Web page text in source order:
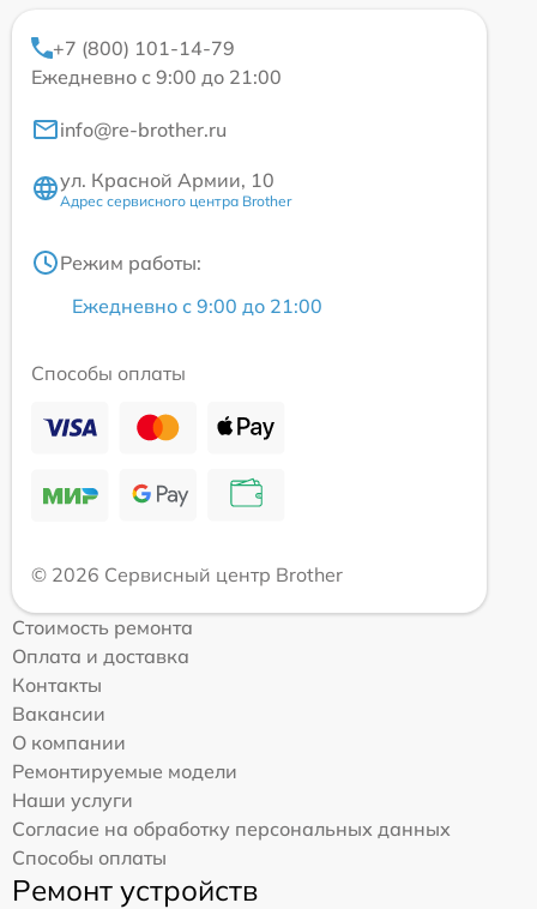
+7 (800) 101-14-79
Ежедневно с 9:00 до 21:00
info@re-brother.ru
ул. Красной Армии, 10
Адрес сервисного центра Brother
Режим работы:
Ежедневно с 9:00 до 21:00
Способы оплаты
© 2026 Сервисный центр Brother
Стоимость ремонта
Оплата и доставка
Контакты
Вакансии
О компании
Ремонтируемые модели
Наши услуги
Согласие на обработку персональных данных
Способы оплаты
Ремонт устройств